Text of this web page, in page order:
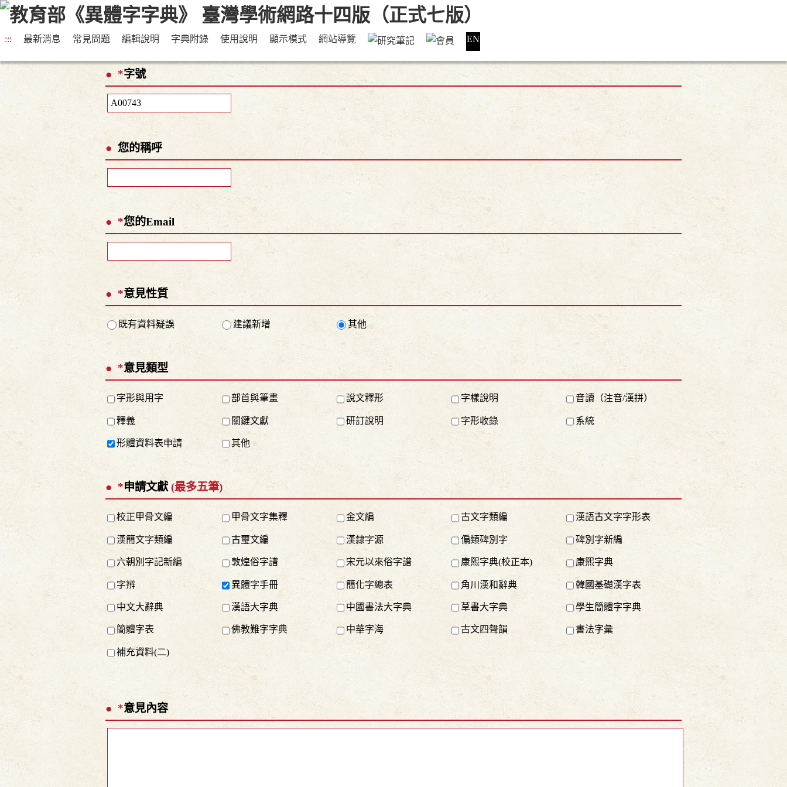
::: 最新消息 常見問題 編輯說明 字典附錄 使用說明 顯示模式 網站導覽 EN
*字號
您的稱呼
*您的Email
*意見性質
既有資料疑誤 建議新增 其他
*意見類型
字形與用字 部首與筆畫 說文釋形 字樣說明 音讀（注音/漢拼）
釋義 關鍵文獻 研訂說明 字形收錄 系統
形體資料表申請 其他
*申請文獻(最多五筆)
校正甲骨文編 甲骨文字集釋 金文編 古文字類編 漢語古文字字形表
漢簡文字類編 古璽文編 漢隸字源 偏類碑別字 碑別字新編
六朝別字記新編 敦煌俗字譜 宋元以來俗字譜 康熙字典(校正本) 康熙字典
字辨 異體字手冊 簡化字總表 角川漢和辭典 韓國基礎漢字表
中文大辭典 漢語大字典 中國書法大字典 草書大字典 學生簡體字字典
簡體字表 佛教難字字典 中華字海 古文四聲韻 書法字彙
補充資料(二)
*意見內容